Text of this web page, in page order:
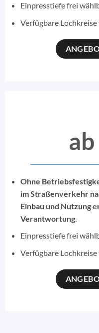
Einpresstiefe frei
Verfügbare
Ohne
im Straßenverkehr
Einbau und Nutzung
Verantwortung.
Einpresstiefe frei
Verfügbare